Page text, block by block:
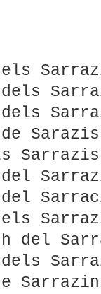
Sarazis
Sarrazis
del